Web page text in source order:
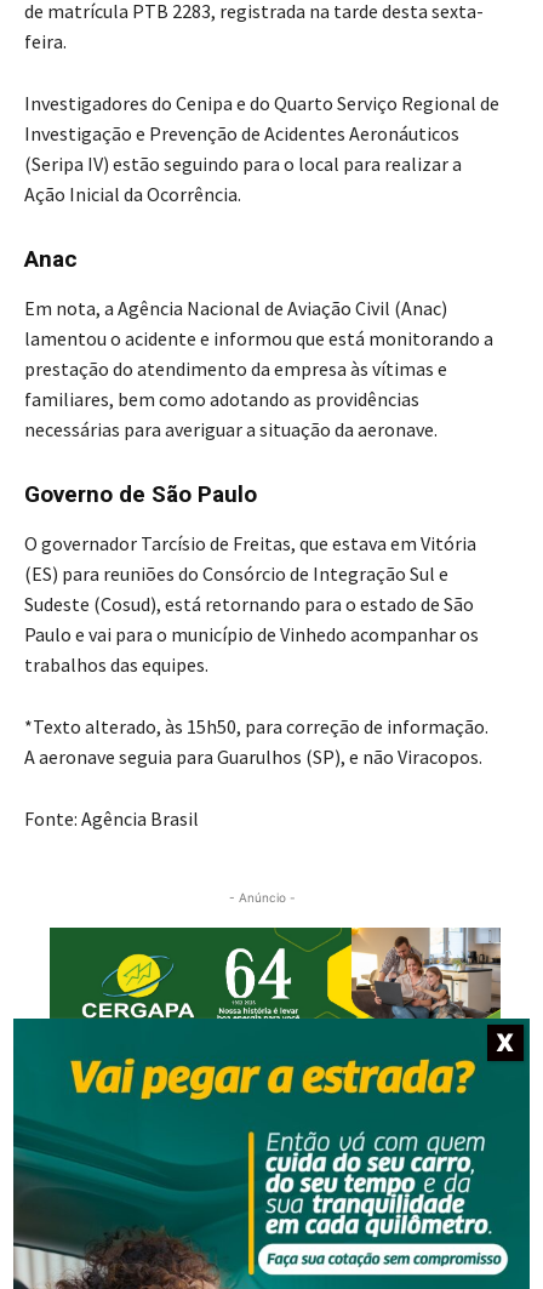
de matrícula PTB 2283, registrada na tarde desta sexta-
feira.
Investigadores do Cenipa e do Quarto Serviço Regional de
Investigação e Prevenção de Acidentes Aeronáuticos
(Seripa IV) estão seguindo para o local para realizar a
Ação Inicial da Ocorrência.
Anac
Em nota, a Agência Nacional de Aviação Civil (Anac)
lamentou o acidente e informou que está monitorando a
prestação do atendimento da empresa às vítimas e
familiares, bem como adotando as providências
necessárias para averiguar a situação da aeronave.
Governo de São Paulo
O governador Tarcísio de Freitas, que estava em Vitória
(ES) para reuniões do Consórcio de Integração Sul e
Sudeste (Cosud), está retornando para o estado de São
Paulo e vai para o município de Vinhedo acompanhar os
trabalhos das equipes.
*Texto alterado, às 15h50, para correção de informação.
A aeronave seguia para Guarulhos (SP), e não Viracopos.
Fonte: Agência Brasil
- Anúncio -
X